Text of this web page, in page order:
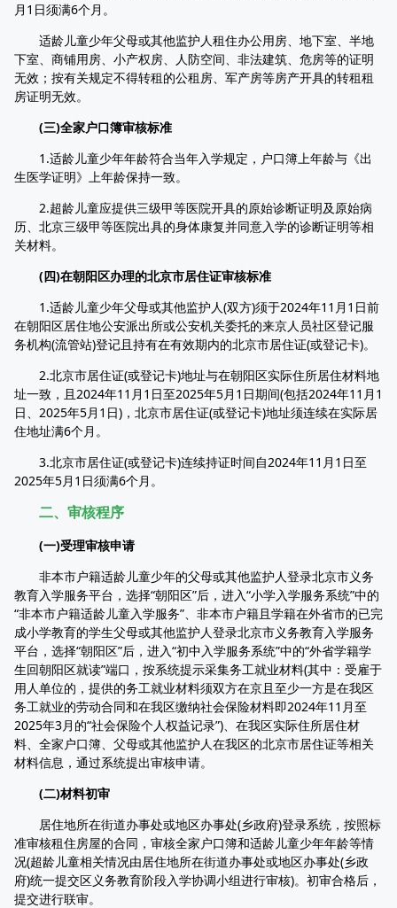
月1日须满6个月。
适龄儿童少年父母或其他监护人租住办公用房、地下室、半地
下室、商铺用房、小产权房、人防空间、非法建筑、危房等的证明
无效；按有关规定不得转租的公租房、军产房等房产开具的转租租
房证明无效。
(三)全家户口簿审核标准
1.适龄儿童少年年龄符合当年入学规定，户口簿上年龄与《出
生医学证明》上年龄保持一致。
2.超龄儿童应提供三级甲等医院开具的原始诊断证明及原始病
历、北京三级甲等医院出具的身体康复并同意入学的诊断证明等相
关材料。
(四)在朝阳区办理的北京市居住证审核标准
1.适龄儿童少年父母或其他监护人(双方)须于2024年11月1日前
在朝阳区居住地公安派出所或公安机关委托的来京人员社区登记服
务机构(流管站)登记且持有在有效期内的北京市居住证(或登记卡)。
2.北京市居住证(或登记卡)地址与在朝阳区实际住所居住材料地
址一致，且2024年11月1日至2025年5月1日期间(包括2024年11月1
日、2025年5月1日)，北京市居住证(或登记卡)地址须连续在实际居
住地址满6个月。
3.北京市居住证(或登记卡)连续持证时间自2024年11月1日至
2025年5月1日须满6个月。
二、审核程序
(一)受理审核申请
非本市户籍适龄儿童少年的父母或其他监护人登录北京市义务
教育入学服务平台，选择“朝阳区”后，进入“小学入学服务系统”中的
“非本市户籍适龄儿童入学服务”、非本市户籍且学籍在外省市的已完
成小学教育的学生父母或其他监护人登录北京市义务教育入学服务
平台，选择“朝阳区”后，进入“初中入学服务系统”中的“外省学籍学
生回朝阳区就读”端口，按系统提示采集务工就业材料(其中：受雇于
用人单位的，提供的务工就业材料须双方在京且至少一方是在我区
务工就业的劳动合同和在我区缴纳社会保险材料即2024年11月至
2025年3月的“社会保险个人权益记录”)、在我区实际住所居住材
料、全家户口簿、父母或其他监护人在我区的北京市居住证等相关
材料信息，通过系统提出审核申请。
(二)材料初审
居住地所在街道办事处或地区办事处(乡政府)登录系统，按照标
准审核租住房屋的合同，审核全家户口簿和适龄儿童少年年龄等情
况(超龄儿童相关情况由居住地所在街道办事处或地区办事处(乡政
府)统一提交区义务教育阶段入学协调小组进行审核)。初审合格后，
提交进行联审。